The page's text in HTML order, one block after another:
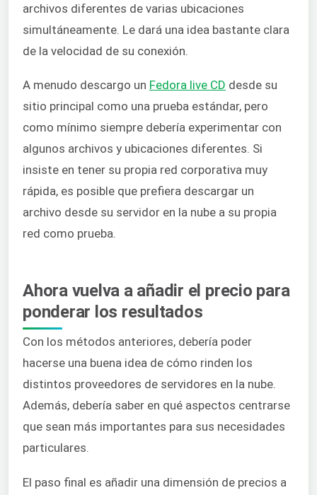
archivos diferentes de varias ubicaciones
simultáneamente. Le dará una idea bastante clara
de la velocidad de su conexión.
A menudo descargo un Fedora live CD desde su
sitio principal como una prueba estándar, pero
como mínimo siempre debería experimentar con
algunos archivos y ubicaciones diferentes. Si
insiste en tener su propia red corporativa muy
rápida, es posible que prefiera descargar un
archivo desde su servidor en la nube a su propia
red como prueba.
Ahora vuelva a añadir el precio para
ponderar los resultados
Con los métodos anteriores, debería poder
hacerse una buena idea de cómo rinden los
distintos proveedores de servidores en la nube.
Además, debería saber en qué aspectos centrarse
que sean más importantes para sus necesidades
particulares.
El paso final es añadir una dimensión de precios a